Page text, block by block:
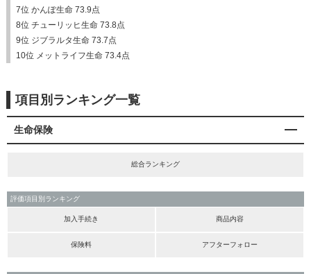
7位 かんぽ生命 73.9点
8位 チューリッヒ生命 73.8点
9位 ジブラルタ生命 73.7点
10位 メットライフ生命 73.4点
項目別ランキング一覧
生命保険
総合ランキング
評価項目別ランキング
加入手続き 商品内容
保険料 アフターフォロー